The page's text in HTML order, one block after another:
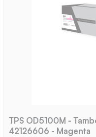
TPS OD5100M -
42126606 - Magenta